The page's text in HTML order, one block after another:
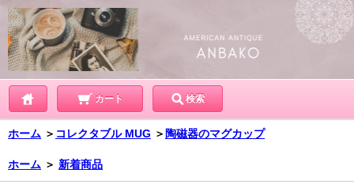
カート 検索
ホーム ＞ コレクタブル MUG ＞陶磁器のマグカップ
ホーム ＞ 新着商品